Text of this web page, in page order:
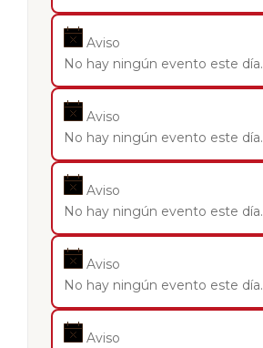
Aviso
No hay ningún evento este día.
Aviso
No hay ningún evento este día.
Aviso
No hay ningún evento este día.
Aviso
No hay ningún evento este día.
Aviso